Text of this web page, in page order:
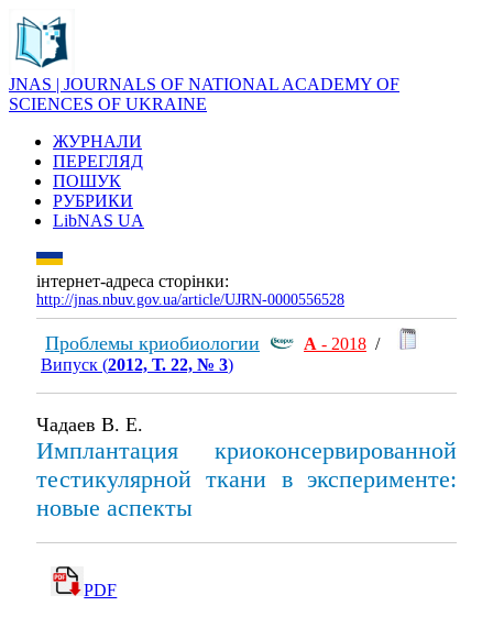
JNAS | JOURNALS OF NATIONAL ACADEMY OF
SCIENCES OF UKRAINE
ЖУРНАЛИ
ПЕРЕГЛЯД
ПОШУК
РУБРИКИ
LibNAS UA
інтернет-адреса сторінки:
http://jnas.nbuv.gov.ua/article/UJRN-0000556528
Проблемы криобиологии А - 2018 /
Випуск (2012, Т. 22, № 3)
Чадаев В. Е.
Имплантация криоконсервированной
тестикулярной ткани в эксперименте:
новые аспекты
PDF